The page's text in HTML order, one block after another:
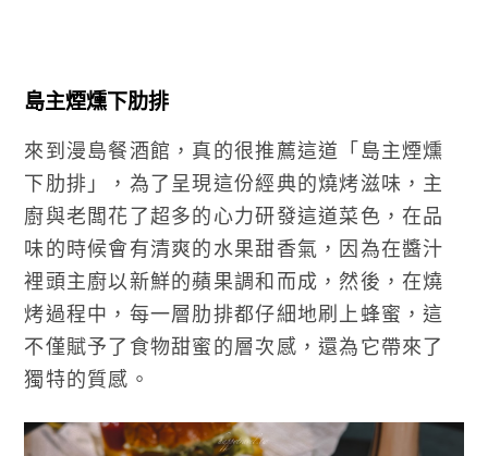
島主煙燻下肋排
來到漫島餐酒館，真的很推薦這道「島主煙燻
下肋排」，為了呈現這份經典的燒烤滋味，主
廚與老闆花了超多的心力研發這道菜色，在品
味的時候會有清爽的水果甜香氣，因為在醬汁
裡頭主廚以新鮮的蘋果調和而成，然後，在燒
烤過程中，每一層肋排都仔細地刷上蜂蜜，這
不僅賦予了食物甜蜜的層次感，還為它帶來了
獨特的質感。